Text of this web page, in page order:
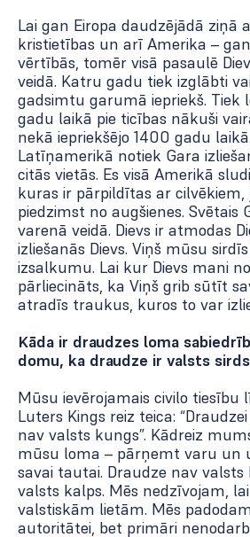
Lai gan Eiropa daudzējādā ziņā
kristietības un arī Amerika –
vērtībās, tomēr visā pasaulē
veidā. Katru gadu tiek izglābti
gadsimtu garumā iepriekš. Tiek
gadu laikā pie ticības nākuši
nekā iepriekšējo 1400 gadu
Latīņamerikā notiek Gara
citās vietās. Es visā Amerikā
kuras ir pārpildītas ar cilvēkiem,
piedzimst no augšienes. Svētais
varenā veidā. Dievs ir atmodas
izliešanās Dievs. Viņš mūsu
izsalkumu. Lai kur Dievs mani
pārliecināts, ka Viņš grib sūtīt
atradīs traukus, kuros to var
Kāda ir draudzes loma
domu, ka draudze ir valsts
Mūsu ievērojamais civilo tiesību
Luters Kings reiz teica:
nav valsts kungs”. Kādreiz
mūsu loma – pārņemt varu un
savai tautai. Draudze nav valsts
valsts kalps. Mēs nedzīvojam,
valstiskām lietām. Mēs
autoritātei, bet primāri